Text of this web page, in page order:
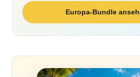
Europa-Bundle